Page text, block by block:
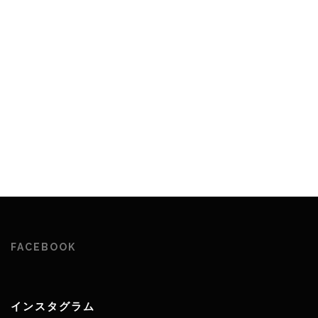
FACEBOOK
インスタグラム